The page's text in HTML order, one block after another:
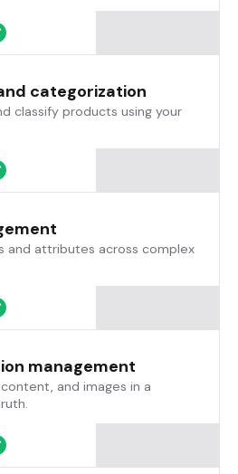
categorization
classify products using your
and attributes across complex
management
and images in a